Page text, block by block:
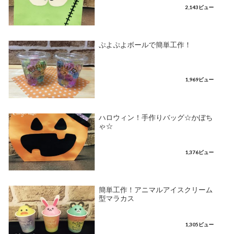
2,143ビュー
ぷよぷよボールで簡単工作！
1,969ビュー
ハロウィン！手作りバッグ☆かぼち
ゃ☆
1,376ビュー
簡単工作！アニマルアイスクリーム
型マラカス
1,305ビュー